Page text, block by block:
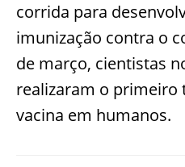
corrida para
imunização contra o
de março, cientistas
realizaram o primeiro
vacina em humanos.